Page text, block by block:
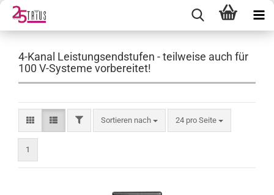
4-Kanal Leistungsendstufen - teilweise auch für
100 V-Systeme vorbereitet!
FILTERSortieren nach
Sortieren nach 24 pro Seite
pro Seite
1